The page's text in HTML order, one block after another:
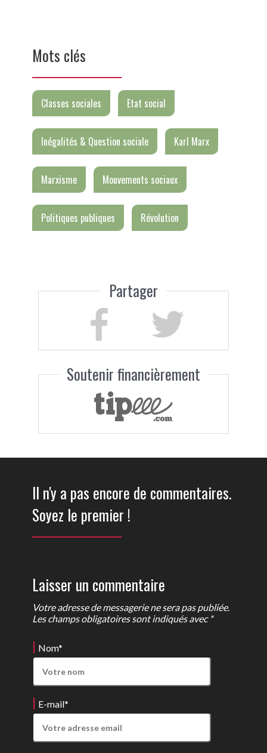
Mots clés
Classes sociales Etat social
Inégalités & Question sociale Karl Marx
Marxisme Mouvements sociaux
Politiques publiques Révolution
Partager
Soutenir financièrement
Il n'y a pas encore de commentaires.
Soyez le premier !
Laisser un commentaire
Votre adresse de messagerie ne sera pas publiée.
Les champs obligatoires sont indiqués avec *
Nom*
E-mail*